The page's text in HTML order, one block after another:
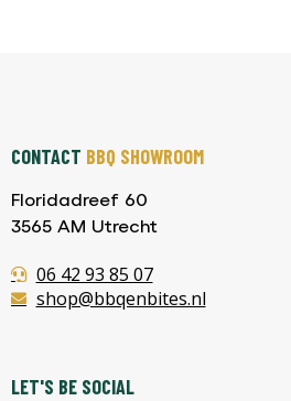
CONTACT BBQ SHOWROOM
Floridadreef 60
3565 AM Utrecht
06 42 93 85 07
shop@bbqenbites.nl
LET'S BE SOCIAL